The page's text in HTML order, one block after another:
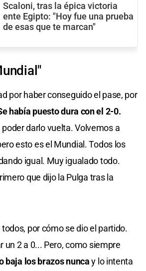
Scaloni, tras la épica victoria
ente Egipto: "Hoy fue una prueba
de esas que te marcan"
por haber conseguido el pase, por
había puesto dura con el 2-0.
darlo vuelta. Volvemos a
esto es el Mundial. Todos los
igual. Muy igualado todo.
que dijo la Pulga tras la
por cómo se dio el partido.
un 2 a 0... Pero, como siempre
baja los brazos nuncay lo intenta